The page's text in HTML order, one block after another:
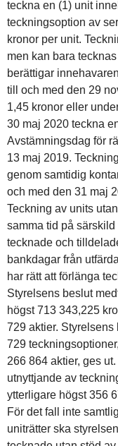
teckna en (1) unit
teckningsoption av
kronor per unit.
men kan bara
berättigar
till och med den 29
1,45 kronor eller
30 maj 2020 teckna
Avstämningsdag för
13 maj 2019.
genom samtidig
och med den 31 maj
Teckning av units
samma tid på
tecknade och
bankdagar från
har rätt att förlänga
Styrelsens beslut
högst 713 343,225
729 aktier.
729
266 864 aktier, ges
utnyttjande av
ytterligare högst 356
För det fall inte
uniträtter ska